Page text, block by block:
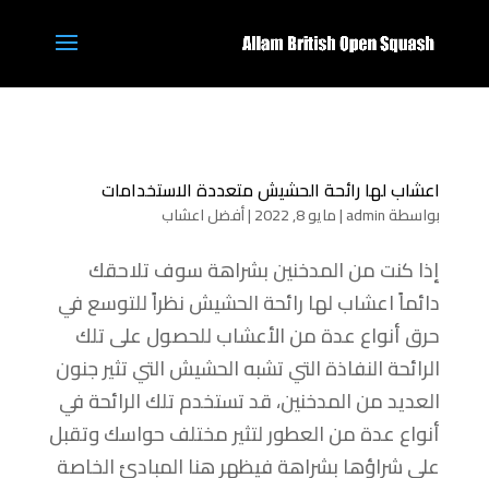
اعشاب لها رائحة الحشيش متعددة الاستخدامات
بواسطةadmin
|مايو 8, 2022 |أفضل اعشاب
إذا كنت من المدخنين بشراهة سوف تلاحقك
دائماً اعشاب لها رائحة الحشيش نظراً للتوسع في
حرق أنواع عدة من الأعشاب للحصول على تلك
الرائحة النفاذة التي تشبه الحشيش التي تثير جنون
العديد من المدخنين، قد تستخدم تلك الرائحة في
أنواع عدة من العطور لتثير مختلف حواسك وتقبل
على شراؤها بشراهة فيظهر هنا المبادئ الخاصة